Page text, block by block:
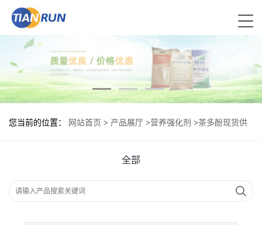
您当前的位置： 网站首页 > 产品展厅 >营养强化剂 >茶多酚现货供
全部